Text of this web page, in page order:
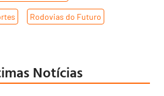
Rodovias do Futuro
Notícias